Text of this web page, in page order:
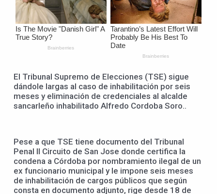
El Tribunal Supremo de Elecciones (TSE) sigue
dándole largas al caso de inhabilitación por seis
meses y eliminación de credenciales al alcalde
sancarleño inhabilitado Alfredo Cordoba Soro..
Pese a que TSE tiene documento del Tribunal
Penal II Circuito de San Jose donde certifica la
condena a Córdoba por nombramiento ilegal de un
ex funcionario municipal y le impone seis meses
de inhabilitación de cargos públicos que según
consta en documento adjunto, rige desde 18 de